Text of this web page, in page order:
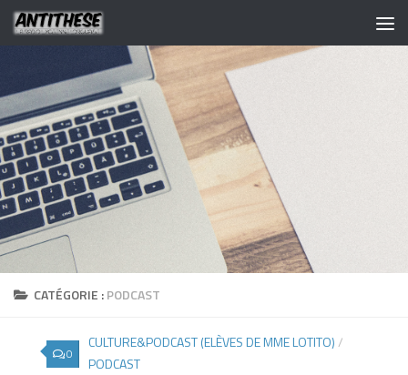
CATÉGORIE :PODCAST
0
CULTURE&PODCAST (ELÈVES DE MME LOTITO)/
PODCAST